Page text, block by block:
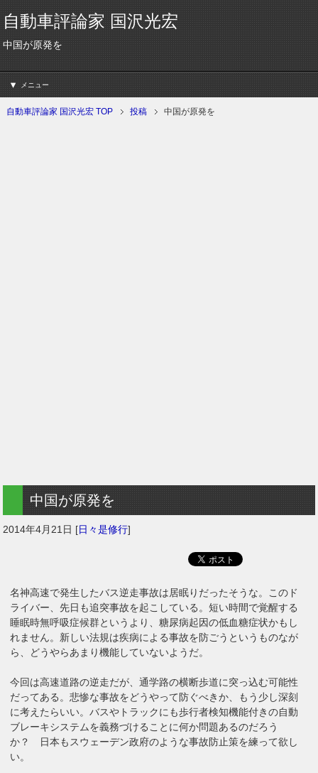
自動車評論家 国沢光宏
中国が原発を
メニュー
自動車評論家 国沢光宏 TOP 投稿 中国が原発を
中国が原発を
2014年4月21日 [日々是修行]
名神高速で発生したバス逆走事故は居眠りだったそうな。このド
ライバー、先日も追突事故を起こしている。短い時間で覚醒する
睡眠時無呼吸症候群というより、糖尿病起因の低血糖症状かもし
れません。新しい法規は疾病による事故を防ごうというものなが
ら、どうやらあまり機能していないようだ。
今回は高速道路の逆走だが、通学路の横断歩道に突っ込む可能性
だってある。悲惨な事故をどうやって防ぐべきか、もう少し深刻
に考えたらいい。バスやトラックにも歩行者検知機能付きの自動
ブレーキシステムを義務づけることに何か問題あるのだろう
か？ 日本もスウェーデン政府のような事故防止策を練って欲し
い。